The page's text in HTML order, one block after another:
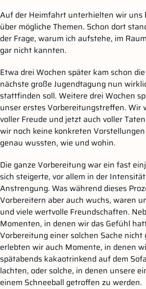
Auf der Heimfahrt unterhielten wir uns
über mögliche Themen. Schon dort
der Frage, warum ich aufstehe, im
gar nicht kannten.
Etwa drei Wochen später kam schon
nächste große Jugendtagung nun
stattfinden soll. Weitere drei Wochen
unser erstes Vorbereitungstreffen. Wir
voller Freude und jetzt auch voller
wir noch keine konkreten
genau wussten, wie und wohin.
Die ganze Vorbereitung war ein fast
sich steigerte, vor allem in der
Anstrengung. Was während dieses
Vorbereitern aber auch wuchs, waren
und viele wertvolle Freundschaften.
Momenten, in denen wir das Gefühl
Vorbereitung einer solchen Sache nicht
erlebten wir auch Momente, in denen
spätabends kakaotrinkend auf dem
lachten, oder solche, in denen unsere
einem Schneeball getroffen zu werden.